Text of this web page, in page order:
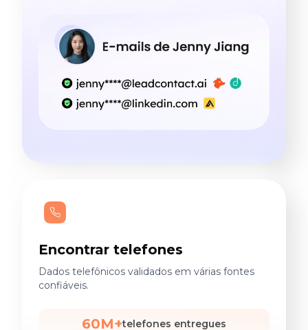
Encontrar telefones
Dados telefônicos validados em várias fontes
confiáveis.
60M+telefones entregues